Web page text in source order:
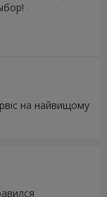
на найвищому